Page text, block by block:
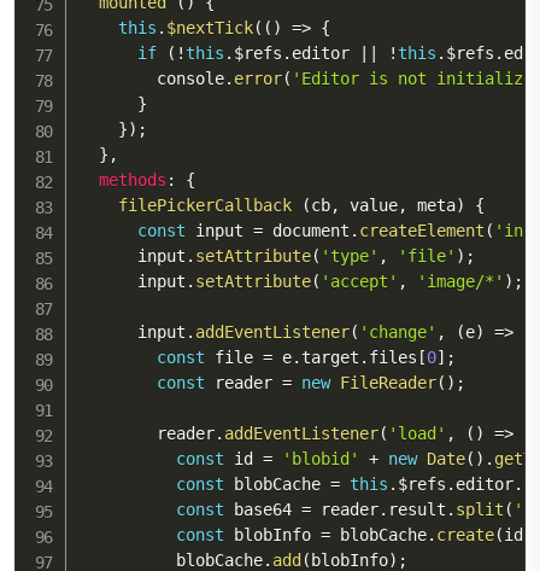
this . $nextTick( ( ) => {
if
( !this . $refs . editor || !this . $refs .
        console
. error( 'Editor is not
}
}) ;
} ,
methods :
{
filePickerCallback
(cb, value, meta)
{
const input = document . createElement (
      input
. setAttribute( 'type' , 'file' ) ;
      input
. setAttribute( 'accept' , 'image/*' ) ;
      input
. addEventListener( 'change' , (e) =>
const file = e.target . files [0] ;
const reader = new FileReader( ) ;
        reader
. addEventListener( 'load' , ( ) =>
const id = 'blobid' + new Date( ) .
const blobCache = this . $refs . editor.
const base64 = reader. result . split (
const blobInfo = blobCache. create(id
          blobCache
. add(blobInfo) ;